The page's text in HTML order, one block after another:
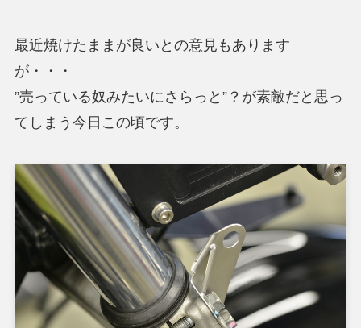
最近焼けたままが良いとの意見もあります
が・・・
”売っている奴みたいにさらっと”？が素敵だと思っ
てしまう今日この頃です。